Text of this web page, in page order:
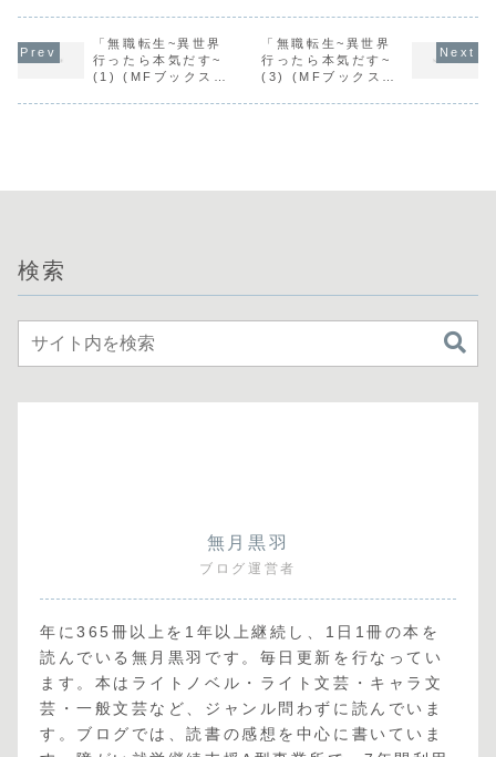
「無職転生~異世界
行ったら本気だす~
(1) (MFブックス) /
「無職転生~異世界
行ったら本気だす~
(3) (MFブックス) /
検索
無月黒羽
ブログ運営者
年に365冊以上を1年以上継続し、1日1冊の本を
読んでいる無月黒羽です。毎日更新を行なってい
ます。本はライトノベル・ライト文芸・キャラ文
芸・一般文芸など、ジャンル問わずに読んでいま
す。ブログでは、読書の感想を中心に書いていま